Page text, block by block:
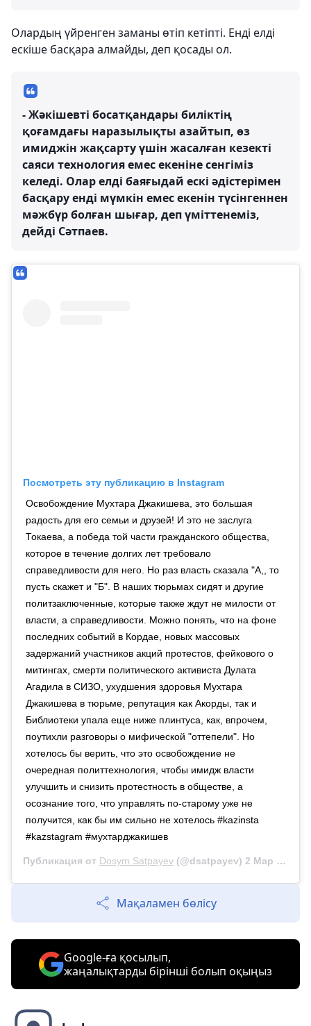
Олардың үйренген заманы өтіп кетіпті. Енді елді
ескіше басқара алмайды, деп қосады ол.
- Жәкішевті босатқандары биліктің
қоғамдағы наразылықты азайтып, өз
имиджін жақсарту үшін жасалған кезекті
саяси технология емес екеніне сенгіміз
келеді. Олар елді баяғыдай ескі әдістерімен
басқару енді мүмкін емес екенін түсінгеннен
мәжбүр болған шығар, деп үміттенеміз,
дейді Сәтпаев.
Посмотреть эту публикацию в Instagram
Освобождение Мухтара Джакишева, это большая
радость для его семьи и друзей! И это не заслуга
Токаева, а победа той части гражданского общества,
которое в течение долгих лет требовало
справедливости для него. Но раз власть сказала "А,, то
пусть скажет и "Б". В наших тюрьмах сидят и другие
политзаключенные, которые также ждут не милости от
власти, а справедливости. Можно понять, что на фоне
последних событий в Кордае, новых массовых
задержаний участников акций протестов, фейкового о
митингах, смерти политического активиста Дулата
Агадила в СИЗО, ухудшения здоровья Мухтара
Джакишева в тюрьме, репутация как Акорды, так и
Библиотеки упала еще ниже плинтуса, как, впрочем,
поутихли разговоры о мифической "оттепели". Но
хотелось бы верить, что это освобождение не
очередная политтехнология, чтобы имидж власти
улучшить и снизить протестность в обществе, а
осознание того, что управлять по-старому уже не
получится, как бы им сильно не хотелось #kazinsta
#kazstagram #мухтарджакишев
Публикация от Dosym Satpayev (@dsatpayev) 2 Мар 2020 в 11:40 PST
Мақаламен бөлісу
Google-ға қосылып,
жаңалықтарды бірінші болып оқыңыз